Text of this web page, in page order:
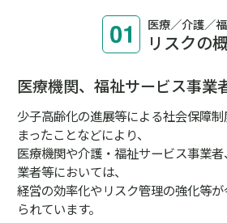
医療／介護／
リスクの
医療機関、福祉サービス事業
少子高齢化の進展等による社会保障
まったことなどにより、
医療機関や介護・福祉サービス事業
業者等においては、
経営の効率化やリスク管理の強化等
られています。